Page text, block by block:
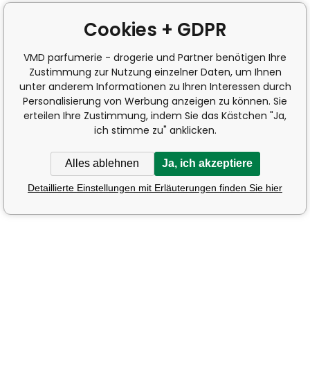
Cookies + GDPR
VMD parfumerie - drogerie und Partner benötigen Ihre
Zustimmung zur Nutzung einzelner Daten, um Ihnen
unter anderem Informationen zu Ihren Interessen durch
Personalisierung von Werbung anzeigen zu können. Sie
erteilen Ihre Zustimmung, indem Sie das Kästchen "Ja,
ich stimme zu" anklicken.
Alles ablehnen Ja, ich akzeptiere
Detaillierte Einstellungen mit Erläuterungen finden Sie hier